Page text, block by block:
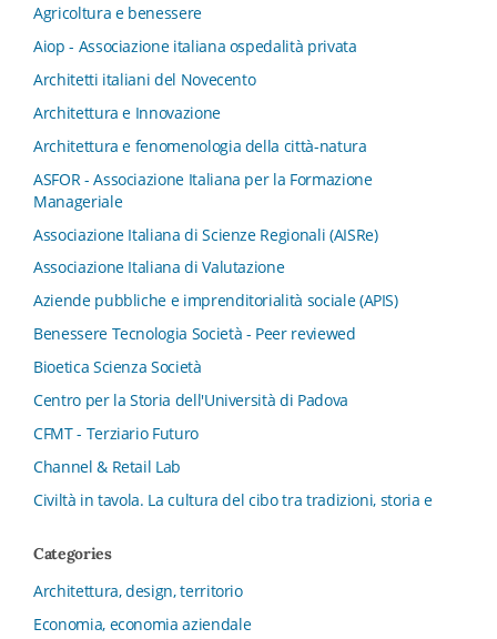
Agricoltura e benessere
Aiop - Associazione italiana ospedalità privata
Architetti italiani del Novecento
Architettura e Innovazione
Architettura e fenomenologia della città-natura
ASFOR - Associazione Italiana per la Formazione
Manageriale
Associazione Italiana di Scienze Regionali (AISRe)
Associazione Italiana di Valutazione
Aziende pubbliche e imprenditorialità sociale (APIS)
Benessere Tecnologia Società - Peer reviewed
Bioetica Scienza Società
Centro per la Storia dell'Università di Padova
CFMT - Terziario Futuro
Channel & Retail Lab
Civiltà in tavola. La cultura del cibo tra tradizioni, storia e
Collana del Dipartimento di Scienze Aziendali, Management
Categories
Architettura, design, territorio
Economia, economia aziendale